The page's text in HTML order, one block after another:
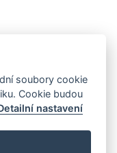
soubory cookie
Cookie budou
nastavení